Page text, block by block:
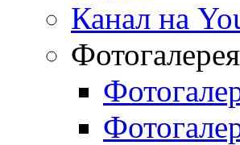
Канал на
Фотогалерея